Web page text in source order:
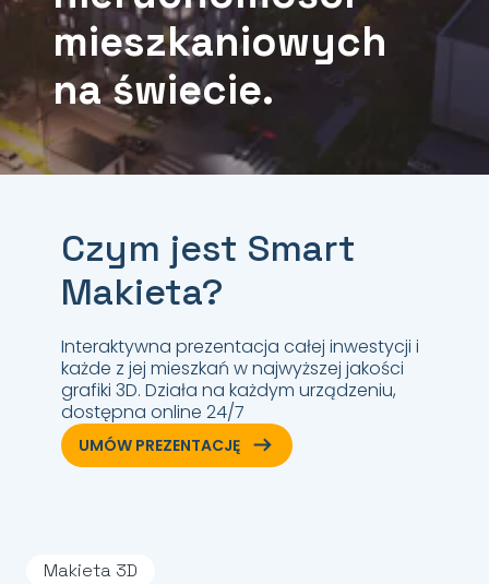
mieszkaniowych
na świecie.
Czym jest Smart
Makieta?
Interaktywna prezentacja całej inwestycji i
każde z jej mieszkań w najwyższej jakości
grafiki 3D. Działa na każdym urządzeniu,
dostępna online 24/7
UMÓW PREZENTACJĘ ArrowRightLong
Makieta 3D